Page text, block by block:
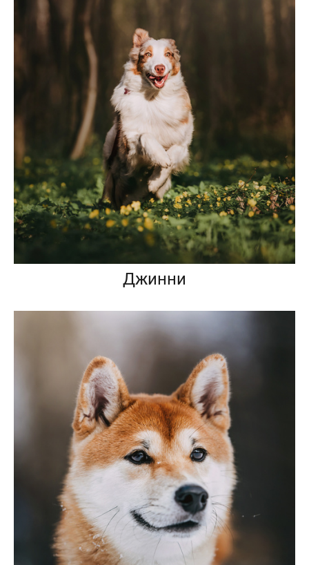
Джинни